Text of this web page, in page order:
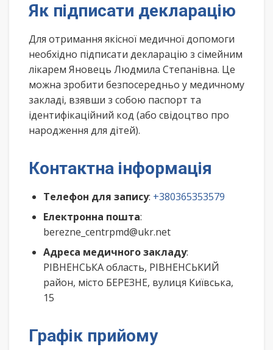
Як підписати декларацію
Для отримання якісної медичної допомоги
необхідно підписати декларацію з сімейним
лікарем Яновець Людмила Степанівна. Це
можна зробити безпосередньо у медичному
закладі, взявши з собою паспорт та
ідентифікаційний код (або свідоцтво про
народження для дітей).
Контактна інформація
Телефон для запису: +380365353579
Електронна пошта:
berezne_centrpmd@ukr.net
Адреса медичного закладу:
РІВНЕНСЬКА область, РІВНЕНСЬКИЙ
район, місто БЕРЕЗНЕ, вулиця Київська,
15
Графік прийому